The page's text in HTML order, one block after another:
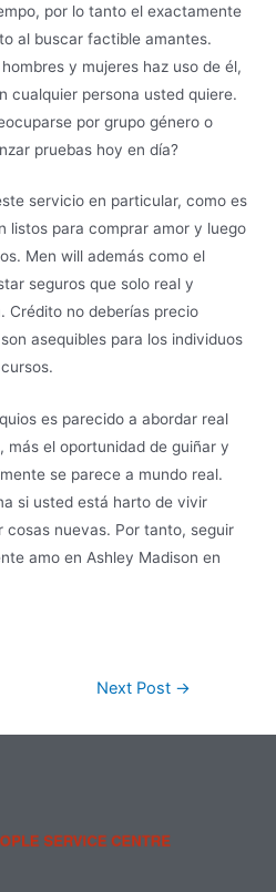
por lo tanto el exactamente
al buscar factible amantes.
y mujeres haz uso de él,
cualquier persona usted quiere.
por grupo género o
pruebas hoy en día?
servicio en particular, como es
listos para comprar amor y luego
Men will además como el
seguros que solo real y
Crédito no deberías precio
asequibles para los individuos
es parecido a abordar real
más el oportunidad de guiñar y
se parece a mundo real.
si usted está harto de vivir
cosas nuevas. Por tanto, seguir
amo en Ashley Madison en
Next Post →